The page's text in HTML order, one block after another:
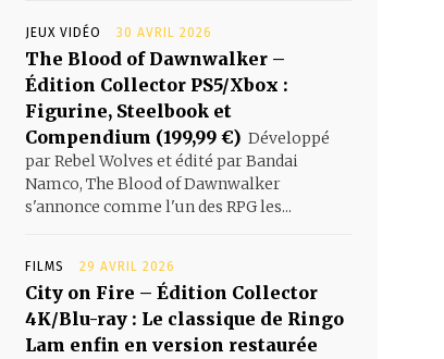
JEUX VIDÉO 30 AVRIL 2026
The Blood of Dawnwalker –
Édition Collector PS5/Xbox :
Figurine, Steelbook et
Compendium (199,99 €) Développé
par Rebel Wolves et édité par Bandai
Namco, The Blood of Dawnwalker
s'annonce comme l'un des RPG les...
FILMS 29 AVRIL 2026
City on Fire – Édition Collector
4K/Blu-ray : Le classique de Ringo
Lam enfin en version restaurée